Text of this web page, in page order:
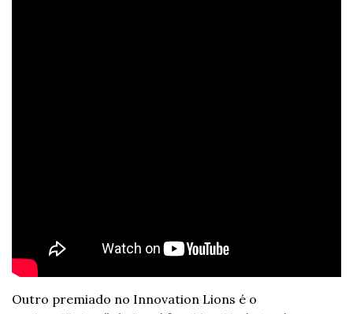
Outro premiado no Innovation Lions é o